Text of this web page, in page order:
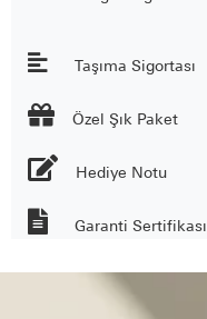
Taşıma Sigortası
 Özel Şık Paket
Hediye Notu
Garanti Sertifikası